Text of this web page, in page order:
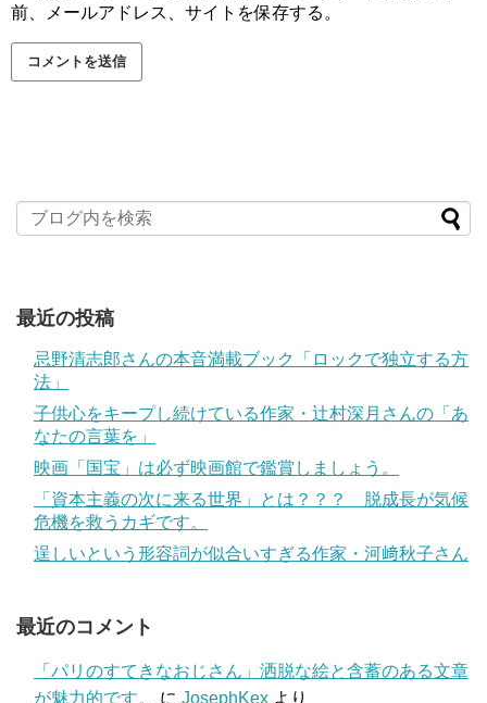
前、メールアドレス、サイトを保存する。
最近の投稿
忌野清志郎さんの本音満載ブック「ロックで独立する方
法」
子供心をキープし続けている作家・辻村深月さんの「あ
なたの言葉を」
映画「国宝」は必ず映画館で鑑賞しましょう。
「資本主義の次に来る世界」とは？？？ 脱成長が気候
危機を救うカギです。
逞しいという形容詞が似合いすぎる作家・河﨑秋子さん
最近のコメント
「パリのすてきなおじさん」洒脱な絵と含蓄のある文章
が魅力的です。
に JosephKex より